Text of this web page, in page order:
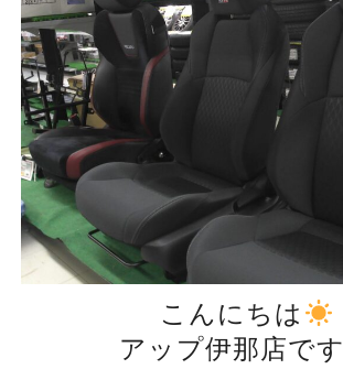
こんにちは
アップ伊那店です